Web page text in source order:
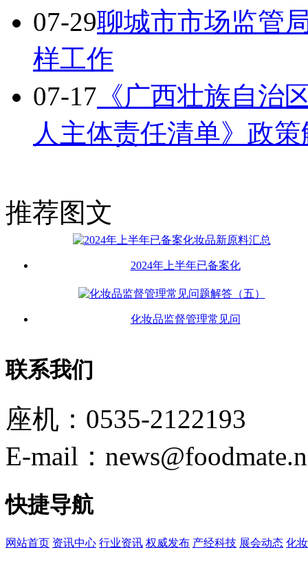
07-29聊城市市场监管
样工作
07-17 《广西壮族自治
人主体责任清单》政
推荐图文
2024年上半年已备案化
化妆品监督管理常见问
联系我们
座机：0535-2122193
E-mail：
快捷导航
网站首页 资讯中心 行业资讯 权威发布 产经科技 展会动态 化